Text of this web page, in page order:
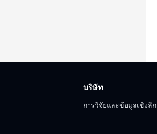
บริษัท
การวิจัยและข้อมูลเชิงลึก